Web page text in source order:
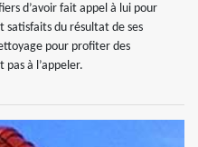
d’avoir fait appel à lui pour
du résultat de ses
pour profiter des
pas à l’appeler.